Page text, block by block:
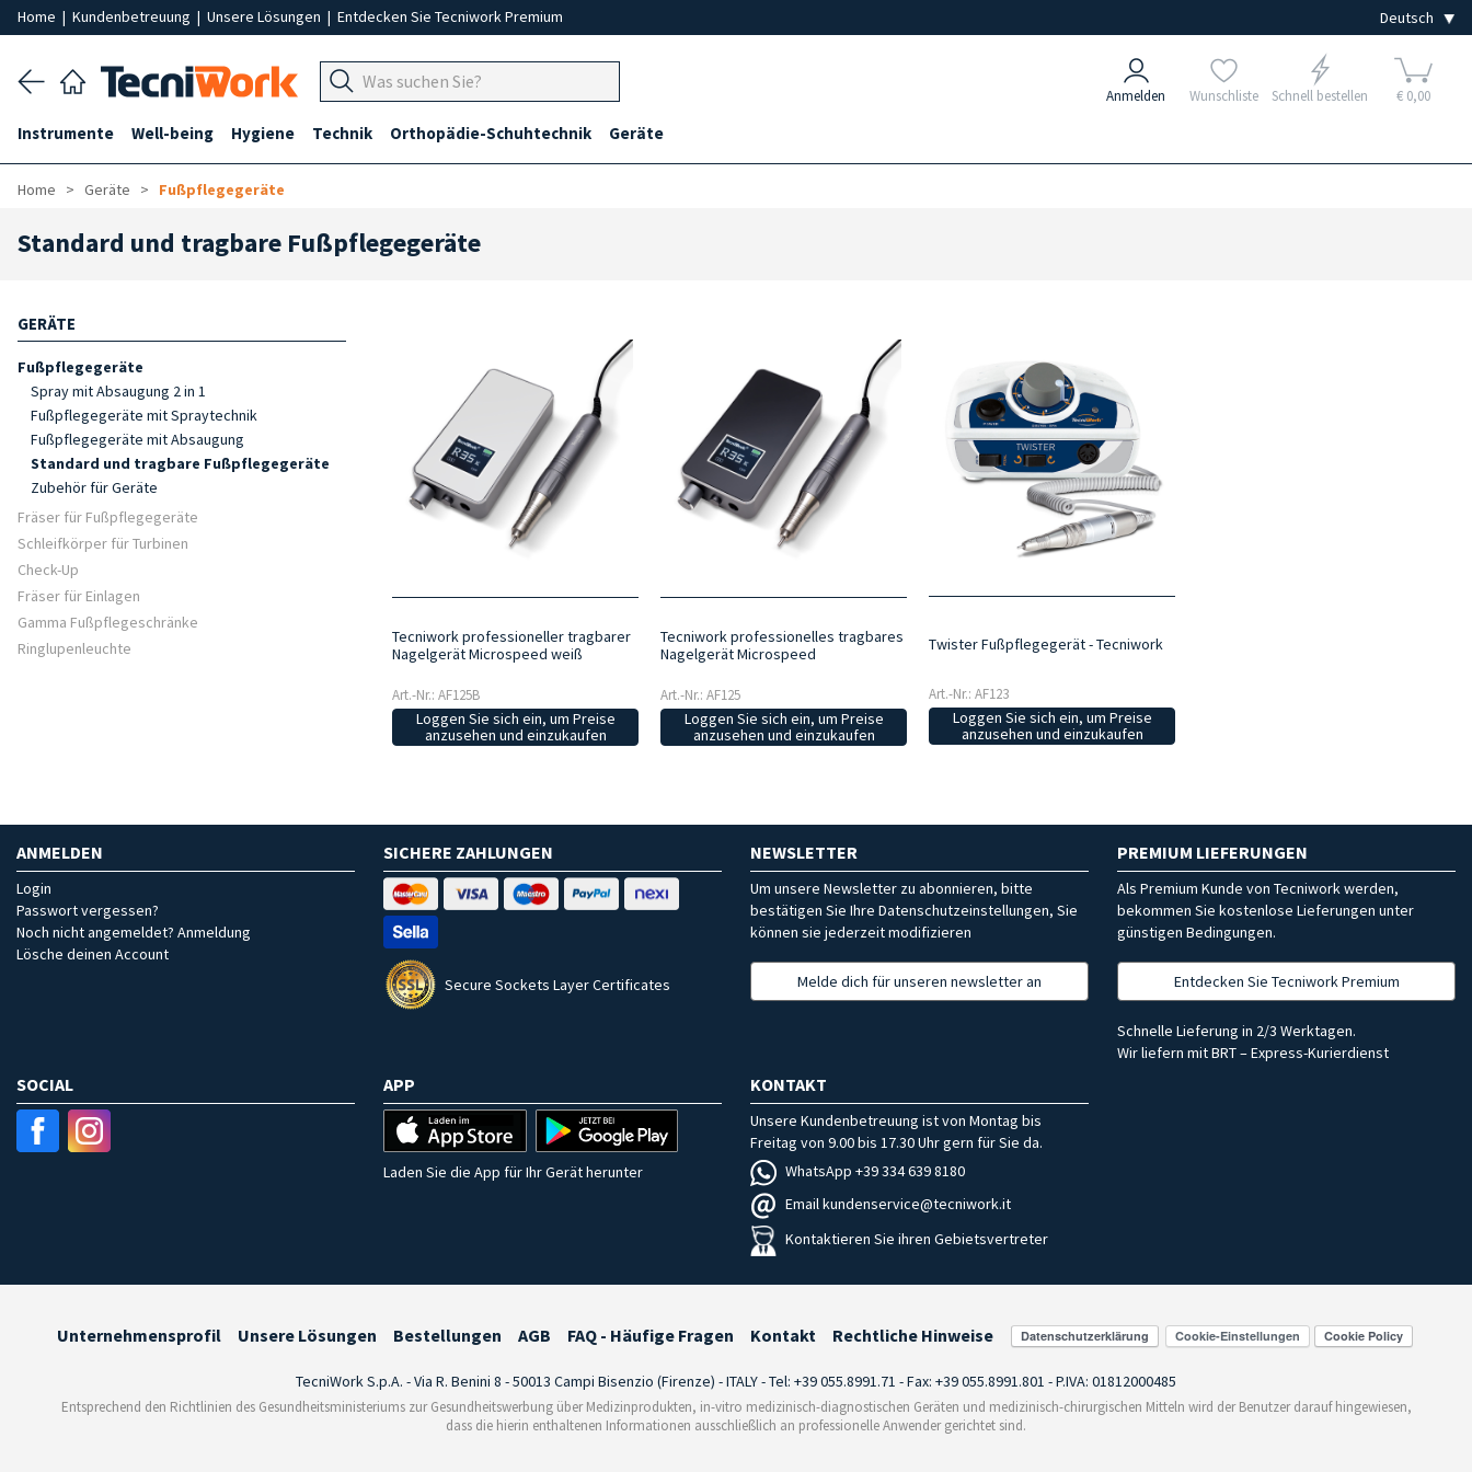
Home | Kundenbetreuung | Unsere Lösungen | Entdecken Sie Tecniwork Premium
Anmelden Wunschliste Schnell bestellen € 0,00
Instrumente Well-being Hygiene Technik Orthopädie-Schuhtechnik Geräte
Home Geräte Fußpflegegeräte
Standard und tragbare Fußpflegegeräte
GERÄTE
Fußpflegegeräte
Spray mit Absaugung 2 in 1
Fußpflegegeräte mit Spraytechnik
Fußpflegegeräte mit Absaugung
Standard und tragbare Fußpflegegeräte
Zubehör für Geräte
Fräser für Fußpflegegeräte
Schleifkörper für Turbinen
Check-Up
Fräser für Einlagen
Gamma Fußpflegeschränke
Ringlupenleuchte
Tecniwork professioneller tragbarer
Nagelgerät Microspeed weiß
Art.-Nr.: AF125B
Loggen Sie sich ein, um Preise
anzusehen und einzukaufen
Tecniwork professionelles tragbares
Nagelgerät Microspeed
Art.-Nr.: AF125
Loggen Sie sich ein, um Preise
anzusehen und einzukaufen
Twister Fußpflegegerät - Tecniwork
Art.-Nr.: AF123
Loggen Sie sich ein, um Preise
anzusehen und einzukaufen
ANMELDEN
Login
Passwort vergessen?
Noch nicht angemeldet? Anmeldung
Lösche deinen Account
SICHERE ZAHLUNGEN
Secure Sockets Layer Certificates
NEWSLETTER
Um unsere Newsletter zu abonnieren, bitte
bestätigen Sie Ihre Datenschutzeinstellungen, Sie
können sie jederzeit modifizieren
Melde dich für unseren newsletter an
PREMIUM LIEFERUNGEN
Als Premium Kunde von Tecniwork werden,
bekommen Sie kostenlose Lieferungen unter
günstigen Bedingungen.
Entdecken Sie Tecniwork Premium
Schnelle Lieferung in 2/3 Werktagen.
Wir liefern mit BRT – Express-Kurierdienst
SOCIAL APP
Laden Sie die App für Ihr Gerät herunter
KONTAKT
Unsere Kundenbetreuung ist von Montag bis
Freitag von 9.00 bis 17.30 Uhr gern für Sie da.
WhatsApp +39 334 639 8180
Email kundenservice@tecniwork.it
Kontaktieren Sie ihren Gebietsvertreter
Unternehmensprofil Unsere Lösungen Bestellungen AGB FAQ - Häufige Fragen Kontakt Rechtliche Hinweise Cookie-Einstellungen
TecniWork S.p.A. - Via R. Benini 8 - 50013 Campi Bisenzio (Firenze) - ITALY - Tel: +39 055.8991.71 - Fax: +39 055.8991.801 - P.IVA: 01812000485
Entsprechend den Richtlinien des Gesundheitsministeriums zur Gesundheitswerbung über Medizinprodukten, in-vitro medizinisch-diagnostischen Geräten und medizinisch-chirurgischen Mitteln wird der Benutzer darauf hingewiesen,
dass die hierin enthaltenen Informationen ausschließlich an professionelle Anwender gerichtet sind.